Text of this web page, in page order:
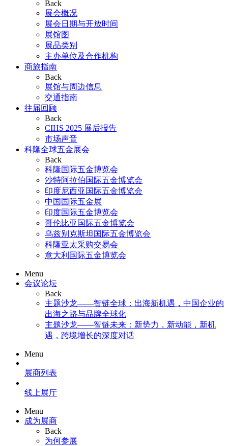
Back
展会概况
展会日期与开放时间
展馆图
展品类别
主办单位及合作机构
商旅指南
Back
展馆与周边信息
交通指南
往届回顾
Back
CIHS 2025 展后报告
市场声音
科隆全球五金展会
Back
科隆国际五金博览会
沙特阿拉伯国际五金博览会
印度尼西亚国际五金博览会
中国国际五金展
印度国际五金博览会
哥伦比亚国际五金博览会
乌兹别克斯坦国际五金博览会
科隆亚太采购交易会
意大利国际五金博览会
Menu
会议论坛
Back
主题沙龙——智链全球：出海新机遇，中国企业的
出海之路与品牌全球化
主题沙龙——智链未来：新势力，新动能，新机
遇，跨境增长的深度对话
Menu
展商列表
线上展厅
Menu
成为展商
Back
为何参展